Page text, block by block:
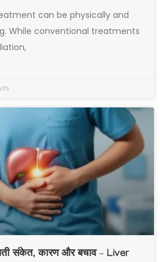
can be physically and
While conventional treatments
संकेत, कारण और बचाव – Liver